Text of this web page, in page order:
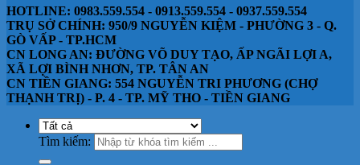
HOTLINE: 0983.559.554 - 0913.559.554 - 0937.559.554
TRỤ SỞ CHÍNH: 950/9 NGUYỄN KIỆM - PHƯỜNG 3 - Q.
GÒ VẤP - TP.HCM
CN LONG AN: ĐƯỜNG VÕ DUY TẠO, ẤP NGÃI LỢI A,
XÃ LỢI BÌNH NHƠN, TP. TÂN AN
CN TIỀN GIANG: 554 NGUYỄN TRI PHƯƠNG (CHỢ
THẠNH TRỊ) - P. 4 - TP. MỸ THO - TIỀN GIANG
Tìm kiếm: